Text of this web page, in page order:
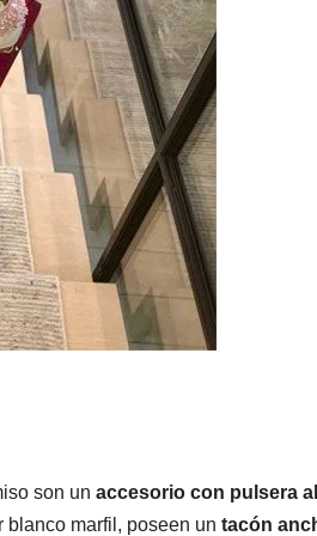
son un accesorio con pulsera al
blanco marfil, poseen un tacón